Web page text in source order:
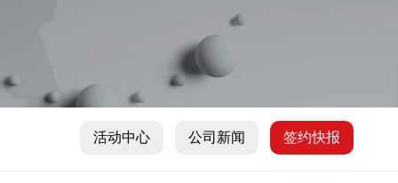
活动中心 公司新闻 签约快报